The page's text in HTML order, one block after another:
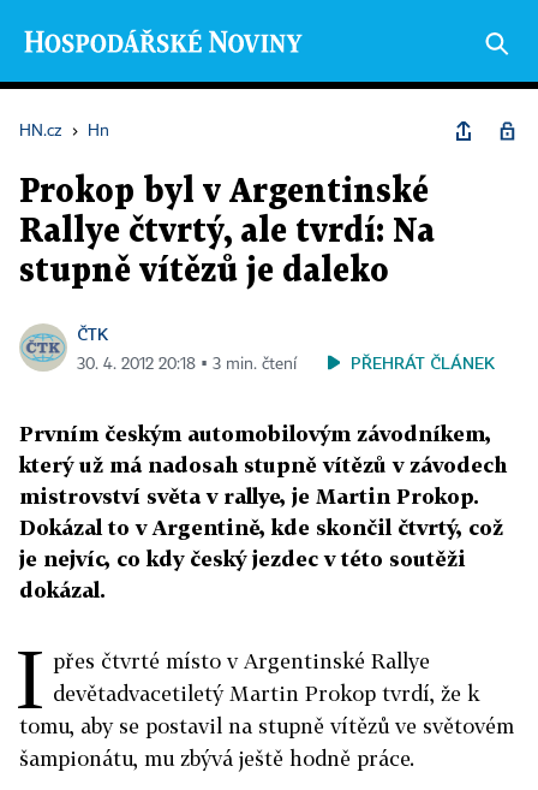
HN.cz › Hn
Prokop byl v Argentinské
Rallye čtvrtý, ale tvrdí: Na
stupně vítězů je daleko
ČTK
30. 4. 2012 20:18 ▪ 3 min. čtení PŘEHRÁT ČLÁNEK
Prvním českým automobilovým závodníkem,
který už má nadosah stupně vítězů v závodech
mistrovství světa v rallye, je Martin Prokop.
Dokázal to v Argentině, kde skončil čtvrtý, což
je nejvíc, co kdy český jezdec v této soutěži
dokázal.
I přes čtvrté místo v Argentinské Rallye
devětadvacetiletý Martin Prokop tvrdí, že k
tomu, aby se postavil na stupně vítězů ve světovém
šampionátu, mu zbývá ještě hodně práce.